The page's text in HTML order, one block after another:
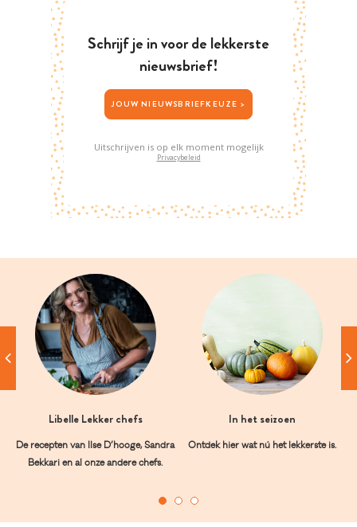
Schrijf je in voor de lekkerste
nieuwsbrief!
JOUW NIEUWSBRIEFKEUZE >
Uitschrijven is op elk moment mogelijk
Privacybeleid
Libelle Lekker chefs
De recepten van Ilse D’hooge, Sandra
Bekkari en al onze andere chefs.
In het seizoen
Ontdek hier wat nú het lekkerste is.